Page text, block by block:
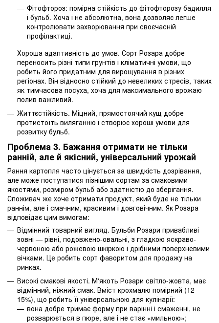
Фітофтороз: помірна стійкість до фітофторозу бадилля
і бульб. Хоча і не абсолютна, вона дозволяє легше
контролювати захворювання при своєчасній
профілактиці.
Хороша адаптивність до умов. Сорт Розара добре
переносить різні типи грунтів і кліматичні умови, що
робить його придатним для вирощування в різних
регіонах. Він відносно стійкий до невеликих стресів, таких
як тимчасова посуха, хоча для максимального врожаю
полив важливий.
Життєстійкість. Міцний, прямостоячий кущ добре
протистоїть виляганню і створює хороші умови для
розвитку бульб.
Проблема 3. Бажання отримати не тільки
ранній, але й якісний, універсальний урожай
Рання картопля часто цінується за швидкість дозрівання,
але може поступатися пізнішим сортам за смаковими
якостями, розміром бульб або здатністю до зберігання.
Споживач же хоче отримати продукт, який буде не тільки
раннім, але і смачним, красивим і довговічним. Як Розара
відповідає цим вимогам:
Відмінний товарний вигляд. Бульби Розари привабливі
зовні — рівні, подовжено-овальні, з гладкою яскраво-
червоною або рожевою шкіркою і дрібними поверхневими
вічками. Це робить сорт фаворитом для продажу на
ринках.
Високі смакові якості. М'якоть Розари світло-жовта, має
відмінний, ніжний смак. Вміст крохмалю помірний (12-
15%), що робить її універсальною для кулінарії:
вона добре тримає форму при варінні і смаженні, не
розварюється в пюре, але і не стає «мильною»;